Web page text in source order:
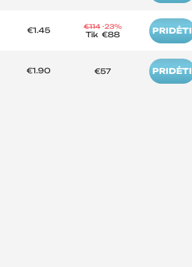
€1.45 €114 -23%
Tik €88 PRIDĖTI
€1.90 €57 PRIDĖTI